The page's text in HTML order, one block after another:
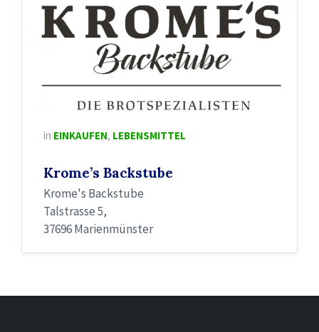
in EINKAUFEN, LEBENSMITTEL
Krome’s Backstube
Krome's Backstube
Talstrasse 5,
37696 Marienmünster